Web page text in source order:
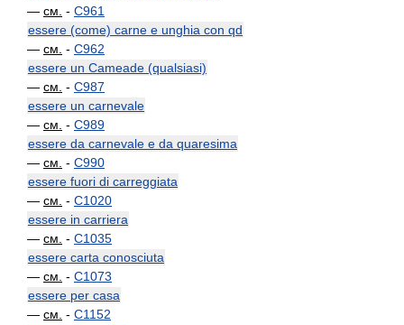
— см. - C961
essere (come) carne e unghia con qd
— см. - C962
essere un Cameade (qualsiasi)
— см. - C987
essere un carnevale
— см. - C989
essere da carnevale e da quaresima
— см. - C990
essere fuori di carreggiata
— см. - C1020
essere in carriera
— см. - C1035
essere carta conosciuta
— см. - C1073
essere per casa
— см. - C1152